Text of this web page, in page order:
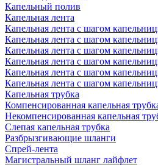
Капельный полив
Капельная лента
Капельная лента с шагом
Капельная лента с шагом
Капельная лента с шагом
Капельная лента с шагом
Капельная лента с шагом
Капельная лента с шагом
Капельная трубка
Компенсированная капельная
Некомпенсированная капельная
Слепая капельная трубка
Разбрызгивающие шланги
Спрей-лента
Магистральный шланг лайфлет